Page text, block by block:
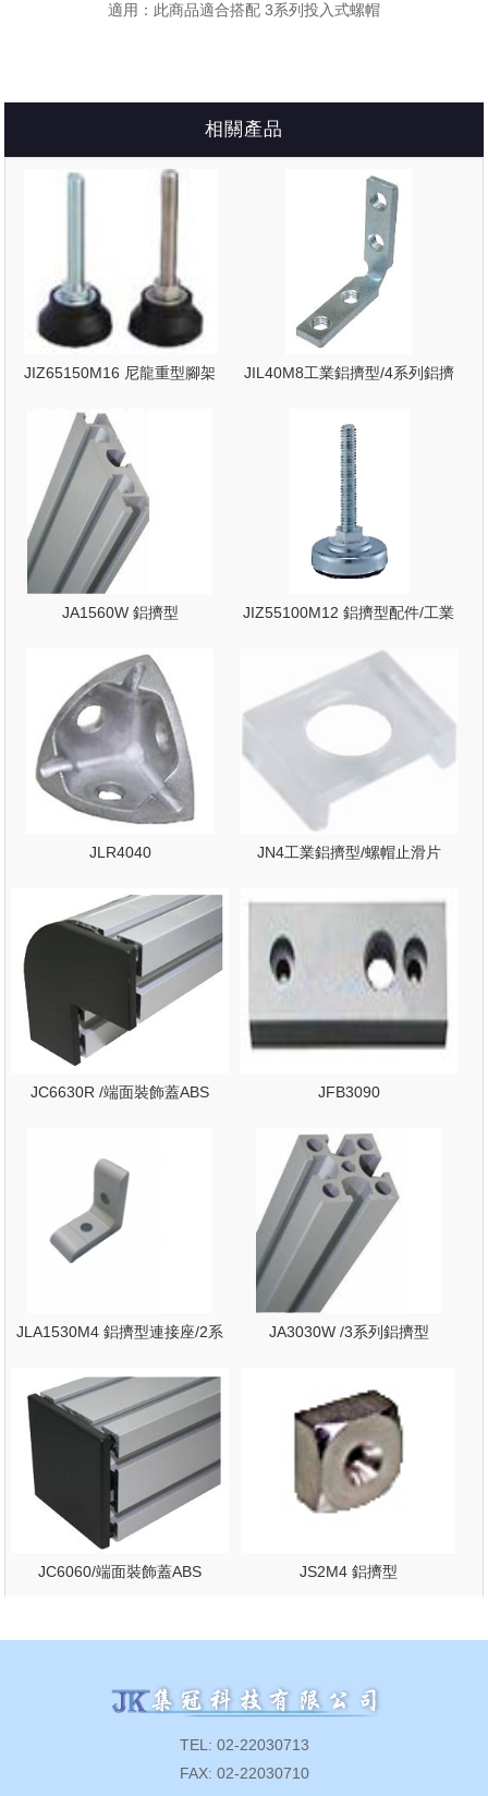
適用：此商品適合搭配 3系列投入式螺帽
相關產品
JIZ65150M16 尼龍重型腳架
JIL40M8工業鋁擠型/4系列鋁擠
JA1560W 鋁擠型
JIZ55100M12 鋁擠型配件/工業
JLR4040 JN4工業鋁擠型/螺帽止滑片
JC6630R /端面裝飾蓋ABS JFB3090
JLA1530M4 鋁擠型連接座/2系
JA3030W /3系列鋁擠型
JC6060/端面裝飾蓋ABS JS2M4 鋁擠型
TEL: 02-22030713
FAX: 02-22030710